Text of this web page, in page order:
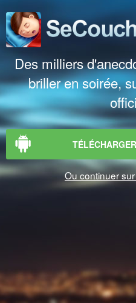
Des milliers
briller en soirée,
Ou continuer